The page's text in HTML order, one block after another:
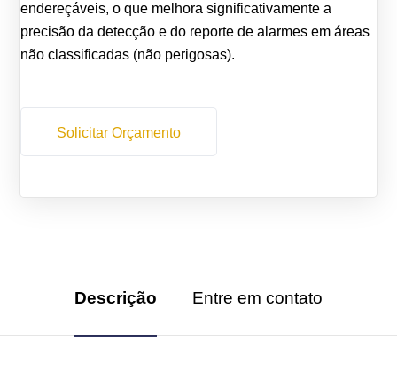
endereçáveis, o que melhora significativamente a
precisão da detecção e do reporte de alarmes em áreas
não classificadas (não perigosas).
Solicitar Orçamento
Descrição Entre em contato